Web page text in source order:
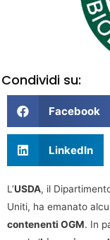
Condividi su:
Facebook
LinkedIn
L’USDA, il
Uniti, ha emanato
contenenti OGM. In